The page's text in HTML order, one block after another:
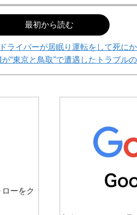
最初から読む
ドライバーが居眠り運転をして死
“東京と鳥取”で遭遇したトラブル
ーをク